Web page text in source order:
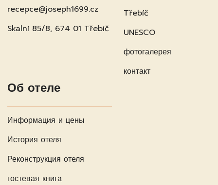
recepce@joseph1699.cz
Skalní 85/8, 674 01 Třebíč
Třebíč
UNESCO
фотогалерея
контакт
Об отеле
Информация и цены
История отеля
Реконструкция отеля
гостевая книга